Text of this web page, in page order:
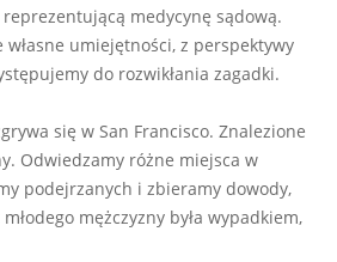
medycynę sądową.
własne umiejętności, z perspektywy
do rozwikłania zagadki.
się w San Francisco. Znalezione
Odwiedzamy różne miejsca w
podejrzanych i zbieramy dowody,
mężczyzny była wypadkiem,